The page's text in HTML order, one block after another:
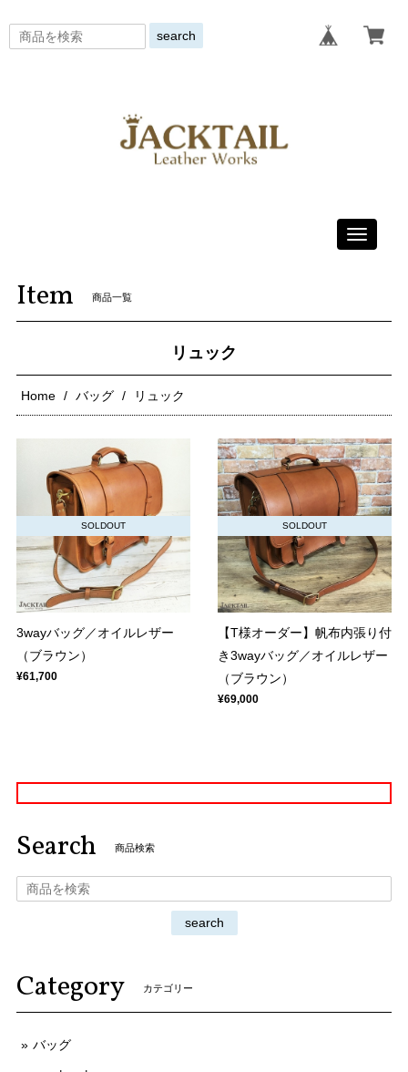
search
Toggle
Item 商品一覧
リュック
Home バッグ リュック
SOLDOUT
3wayバッグ／オイルレザー
（ブラウン）
¥61,700
SOLDOUT
【T様オーダー】帆布内張り付
き3wayバッグ／オイルレザー
（ブラウン）
¥69,000
Search 商品検索
search
Category カテゴリー
バッグ